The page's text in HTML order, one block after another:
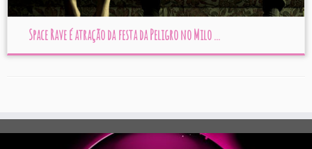
Space Rave é atração da festa da Peligro no Milo ...